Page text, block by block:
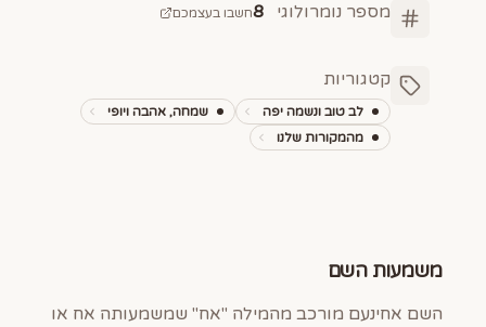
מספר נומרולוגי 8חשבו בעצמכם
קטגוריות
לב טוב ונשמה יפה
שמחה, אהבה ויופי
מהמקורות שלנו
משמעות השם
השם אחינעם מורכב מהמילה "אח" שמשמעותה אח או